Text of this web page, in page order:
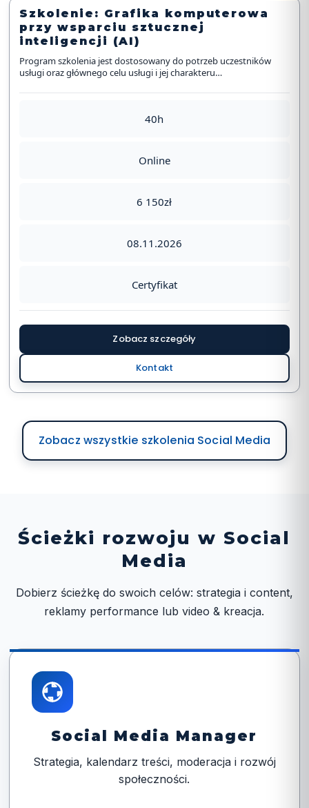
Szkolenie: Grafika komputerowa
przy wsparciu sztucznej
inteligencji (AI)
Program szkolenia jest dostosowany do potrzeb uczestników
usługi oraz głównego celu usługi i jej charakteru…
40h
Online
6 150zł
08.11.2026
Certyfikat
Zobacz szczegóły
Kontakt
Zobacz wszystkie szkolenia Social Media
Ścieżki rozwoju w Social
Media
Dobierz ścieżkę do swoich celów: strategia i content,
reklamy performance lub video & kreacja.
Social Media Manager
Strategia, kalendarz treści, moderacja i rozwój
społeczności.